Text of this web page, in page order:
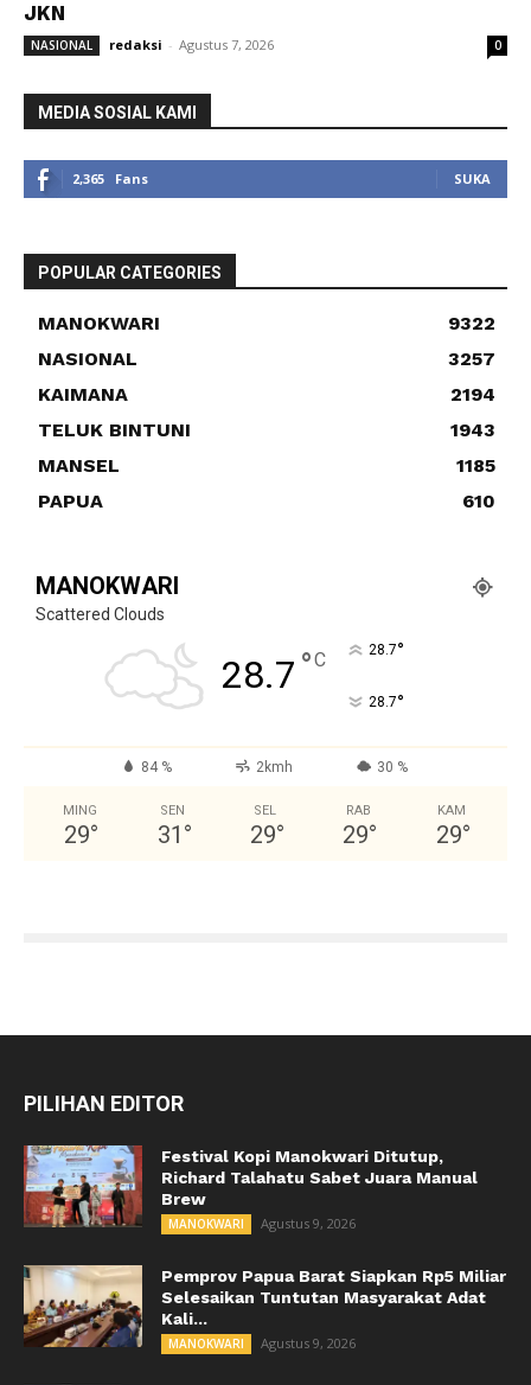
JKN
NASIONAL redaksi - Agustus 7, 2026 0
MEDIA SOSIAL KAMI
2,365 Fans SUKA
POPULAR CATEGORIES
MANOKWARI
9322
NASIONAL
3257
KAIMANA
2194
TELUK BINTUNI
1943
MANSEL
1185
PAPUA
610
MANOKWARI
Scattered Clouds
28.7 °C 28.7°
28.7°
84 % 2kmh 30 %
MING
29°
SEN
31 °
SEL
29°
RAB
29°
KAM
29°
PILIHAN EDITOR
Festival Kopi Manokwari Ditutup,
Richard Talahatu Sabet Juara Manual
Brew
MANOKWARI Agustus 9, 2026
Pemprov Papua Barat Siapkan Rp5 Miliar
Selesaikan Tuntutan Masyarakat Adat
Kali...
MANOKWARI Agustus 9, 2026